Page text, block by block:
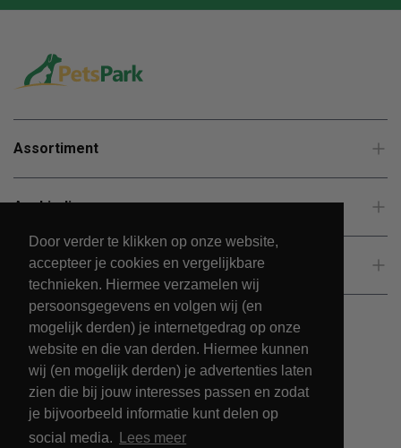
Door verder te klikken op onze website,
accepteer je cookies en vergelijkbare
technieken. Hiermee verzamelen wij
persoonsgegevens en volgen wij (en
mogelijk derden) je internetgedrag op onze
website en die van derden. Hiermee kunnen
wij (en mogelijk derden) je advertenties laten
zien die bij jouw interesses passen en zodat
je bijvoorbeeld informatie kunt delen op
social media.
Lees meer
Assortiment
Aanbiedingen
Klantenservice